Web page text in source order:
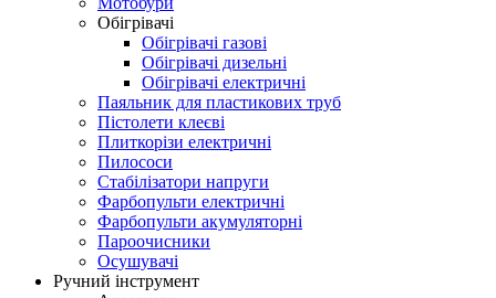
Обігрівачі
Обігрівачі газові
Обігрівачі дизельні
Обігрівачі електричні
Паяльник для пластикових труб
Пістолети клеєві
Плиткорізи електричні
Пилососи
Стабілізатори напруги
Фарбопульти електричні
Фарбопульти акумуляторні
Пароочисники
Осушувачі
Ручний інструмент